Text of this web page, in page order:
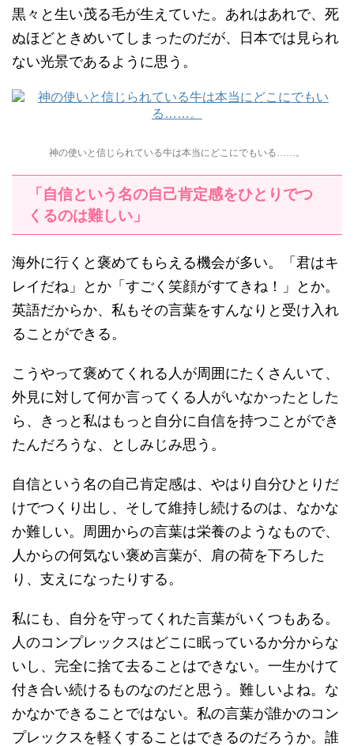
黒々と生い茂る毛が生えていた。あれはあれで、死
ぬほどときめいてしまったのだが、日本では見られ
ない光景であるように思う。
神の使いと信じられている牛は本当にどこにでもいる……。
「自信という名の自己肯定感をひとりでつ
くるのは難しい」
海外に行くと褒めてもらえる機会が多い。「君はキ
レイだね」とか「すごく笑顔がすてきね！」とか。
英語だからか、私もその言葉をすんなりと受け入れ
ることができる。
こうやって褒めてくれる人が周囲にたくさんいて、
外見に対して何か言ってくる人がいなかったとした
ら、きっと私はもっと自分に自信を持つことができ
たんだろうな、としみじみ思う。
自信という名の自己肯定感は、やはり自分ひとりだ
けでつくり出し、そして維持し続けるのは、なかな
か難しい。周囲からの言葉は栄養のようなもので、
人からの何気ない褒め言葉が、肩の荷を下ろした
り、支えになったりする。
私にも、自分を守ってくれた言葉がいくつもある。
人のコンプレックスはどこに眠っているか分からな
いし、完全に捨て去ることはできない。一生かけて
付き合い続けるものなのだと思う。難しいよね。な
かなかできることではない。私の言葉が誰かのコン
プレックスを軽くすることはできるのだろうか。誰